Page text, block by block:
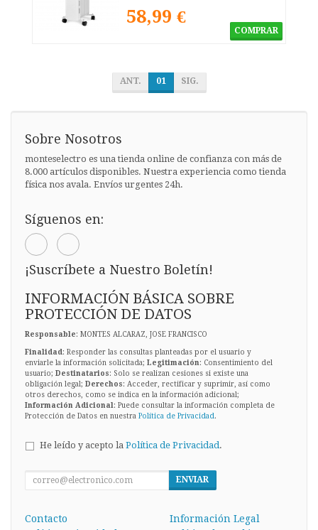
58,99 €
COMPRAR
ANT. 01 SIG.
Sobre Nosotros
monteselectro es una tienda online de confianza con más de
8.000 artículos disponibles. Nuestra experiencia como tienda
física nos avala. Envíos urgentes 24h.
Síguenos en:
¡Suscríbete a Nuestro Boletín!
INFORMACIÓN BÁSICA SOBRE
PROTECCIÓN DE DATOS
Responsable: MONTES ALCARAZ, JOSE FRANCISCO
Finalidad : Responder las consultas planteadas por el usuario y
enviarle la información solicitada; Legitimación: Consentimiento del
usuario; Destinatarios: Solo se realizan cesiones si existe una
obligación legal; Derechos: Acceder, rectificar y suprimir, así como
otros derechos, como se indica en la información adicional;
Información Adicional : Puede consultar la información completa de
Protección de Datos en nuestra Política de Privacidad .
He leído y acepto la Política de Privacidad.
ENVIAR
Contacto
Información Legal